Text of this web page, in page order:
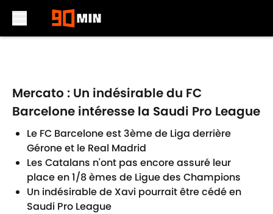
Mercato : Un indésirable du FC
Barcelone intéresse la Saudi Pro League
Le FC Barcelone est 3ème de Liga derrière
Gérone et le Real Madrid
Les Catalans n'ont pas encore assuré leur
place en 1/8 èmes de Ligue des Champions
Un indésirable de Xavi pourrait être cédé en
Saudi Pro League